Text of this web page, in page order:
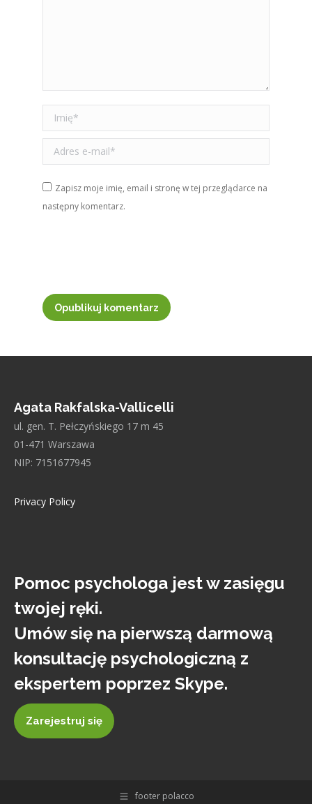
Imię *
Adres e-mail *
Zapisz moje imię, email i stronę w tej przeglądarce na
następny komentarz.
Opublikuj komentarz
Agata Rakfalska-Vallicelli
ul. gen. T. Pełczyńskiego 17 m 45
01-471 Warszawa
NIP: 7151677945
Privacy Policy
Pomoc psychologa jest w zasięgu
twojej ręki.
Umów się na pierwszą darmową
konsultację psychologiczną z
ekspertem poprzez Skype.
Zarejestruj się
footer polacco